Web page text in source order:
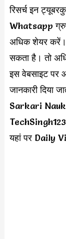
रिसर्च इन
Whatsapp
अधिक शेयर
सकता है। तो
इस वेबसाइट पर
जानकारी दिया
Sarkari Naukri
यहां पर Daily